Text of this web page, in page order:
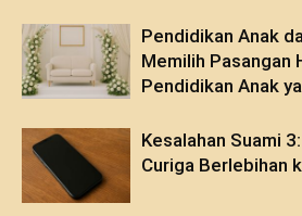
Pendidikan Anak
Memilih Pasangan
Pendidikan Anak
Kesalahan Suami
Curiga Berlebihan